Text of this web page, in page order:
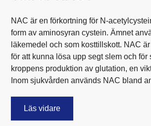
NAC är en förkortning för N-
form av aminosyran cystein. Ämnet
läkemedel och som kosttillskott. NAC
för att kunna lösa upp segt slem och för
kroppens produktion av glutation, en
Inom sjukvården används NAC bland
Läs vidare